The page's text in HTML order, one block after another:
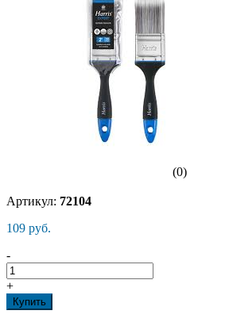
(0)
Артикул: 72104
109 руб.
-
+
Купить